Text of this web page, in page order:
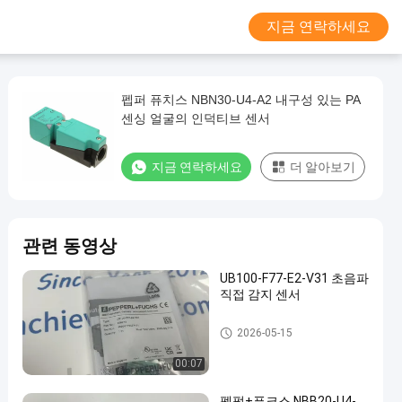
지금 연락하세요
펩퍼 퓨치스 NBN30-U4-A2 내구성 있는 PA
센싱 얼굴의 인덕티브 센서
지금 연락하세요 더 알아보기
관련 동영상
00:07
UB100-F77-E2-V31 초음파
직접 감지 센서
피퍼 퓨치스 격리된 장벽
2026-05-15